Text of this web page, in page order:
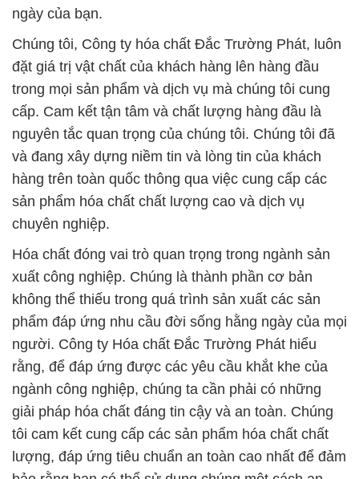
ngày của bạn.
Chúng tôi, Công ty hóa chất Đắc Trường Phát, luôn
đặt giá trị vật chất của khách hàng lên hàng đầu
trong mọi sản phẩm và dịch vụ mà chúng tôi cung
cấp. Cam kết tận tâm và chất lượng hàng đầu là
nguyên tắc quan trọng của chúng tôi. Chúng tôi đã
và đang xây dựng niềm tin và lòng tin của khách
hàng trên toàn quốc thông qua việc cung cấp các
sản phẩm hóa chất chất lượng cao và dịch vụ
chuyên nghiệp.
Hóa chất đóng vai trò quan trọng trong ngành sản
xuất công nghiệp. Chúng là thành phần cơ bản
không thể thiếu trong quá trình sản xuất các sản
phẩm đáp ứng nhu cầu đời sống hằng ngày của mọi
người. Công ty Hóa chất Đắc Trường Phát hiểu
rằng, để đáp ứng được các yêu cầu khắt khe của
ngành công nghiệp, chúng ta cần phải có những
giải pháp hóa chất đáng tin cậy và an toàn. Chúng
tôi cam kết cung cấp các sản phẩm hóa chất chất
lượng, đáp ứng tiêu chuẩn an toàn cao nhất để đảm